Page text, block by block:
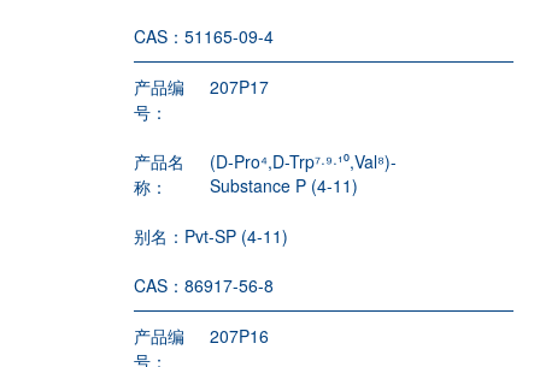
CAS：51165-09-4
产品编
号：
207P17
产品名
称：
(D-Pro⁴,D-Trp⁷·⁹·¹⁰,Val⁸)-
Substance P (4-11)
别名： Pvt-SP (4-11)
CAS：86917-56-8
产品编
号：
207P16